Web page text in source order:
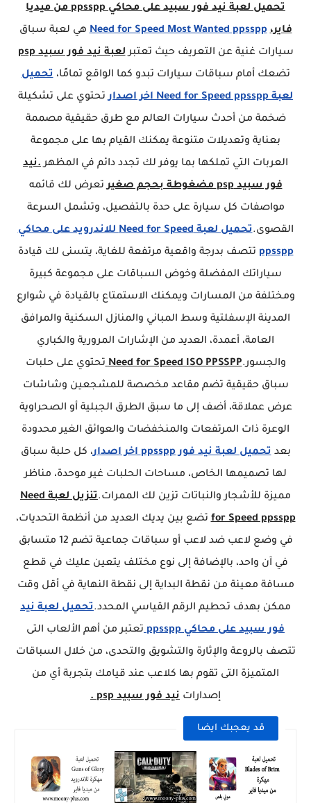
تحميل لعبة نيد فور سبيد على محاكي ppsspp من ميديا
فاير، Need for Speed Most Wanted ppssppهي لعبة سباق
سيارات غنية عن التعريف حيث تعتبرلعبة نيد فور سبيد psp
تضعك أمام سباقات سيارات تبدو كما الواقع تمامًا،تحميل
لعبة Need for Speed ppsspp اخر اصدار
تحتوي على تشكيلة
ضخمة من أحدث سيارات العالم مع طرق حقيقية مصممة
بعناية وتعديلات متنوعة يمكنك القيام بها على مجموعة
العربات التي تملكها بما يوفر لك تجدد دائم في المظهر.نيد
فور سبيد psp مضغوطة بحجم صغير
تعرض لك قائمه
مواصفات كل سيارة على حدة بالتفصيل، وتشمل السرعة
القصوى.
تحميل لعبة Need for Speed للاندرويد على محاكي
ppsspp تتصف بدرجة واقعية مرتفعة للغاية، يتسنى لك قيادة
سياراتك المفضلة وخوض السباقات على مجموعة كبيرة
ومختلفة من المسارات ويمكنك الاستمتاع بالقيادة في شوارع
المدينة الإسفلتية وسط المباني والمنازل السكنية والمرافق
العامة، أعمدة، العديد من الإشارات المرورية والكباري
والجسور.Need for Speed ISO PPSSPP تحتوي على حلبات
سباق حقيقية تضم مقاعد مخصصة للمشجعين وشاشات
عرض عملاقة، أضف إلى ما سبق الطرق الجبلية أو الصحراوية
الوعرة ذات المرتفعات والمنخفضات والعوائق الغير محدودة
بعدتحميل لعبة نيد فور ppsspp اخر اصدار
، كل حلبة سباق
لها تصميمها الخاص، مساحات الحلبات غير موحدة، مناظر
مميزة للأشجار والنباتات تزين لك الممرات.
تنزيل لعبة Need
for Speed ppssppتضع بين يديك العديد من أنظمة التحديات،
في وضع لاعب ضد لاعب أو سباقات جماعية تضم 12 متسابق
في آن واحد، بالإضافة إلى نوع مختلف يتعين عليك في قطع
مسافة معينة من نقطة البداية إلى نقطة النهاية في أقل وقت
ممكن بهدف تحطيم الرقم القياسي المحدد.تحميل لعبة نيد
فور سبيد على محاكي ppsspp
تعتبر من أهم الألعاب التى
تتصف بالروعة والإثارة والتشويق والتحدى، من خلال السباقات
المتميزة التى تقوم بها كلاعب عند قيامك بتجربة أي من
إصدارات نيد فور سبيد psp .
قد يعجبك ايضا